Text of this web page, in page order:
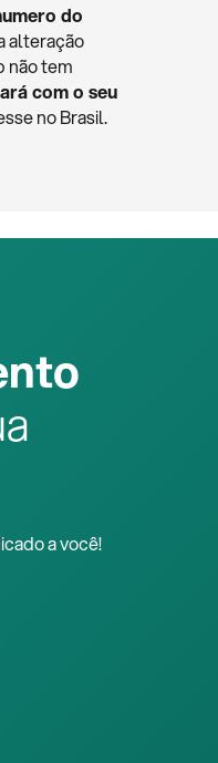
do
alteração
não tem
com o seu
no Brasil.
a você!